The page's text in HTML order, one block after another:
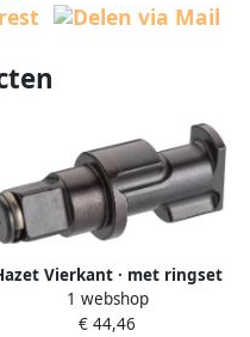
Vierkant · met ringset
9012MT-06 3
1 webshop
€ 44,46